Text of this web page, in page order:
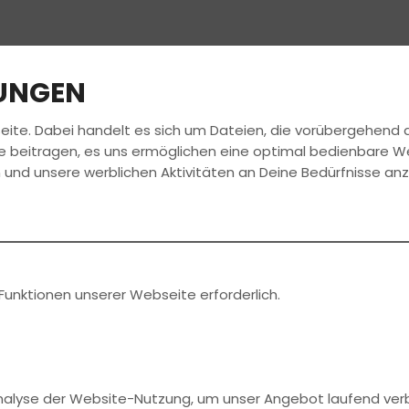
FAHRSCHULE FÜHRERSCHEIN JOBS
Dabei handelt es sich um Dateien, die
beitragen, es uns ermöglichen eine optimal bedienbare
unsere werblichen Aktivitäten an Deine Bedürfnisse
unserer Webseite erforderlich.
der Website-Nutzung, um unser Angebot laufend